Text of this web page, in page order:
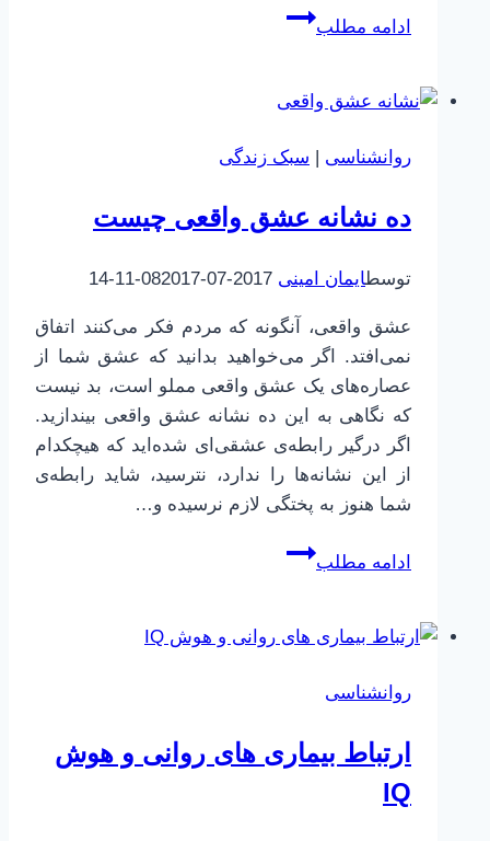
ادامه مطلب
می
دوستش
مساله
است!
روانشناسی | سبک زندگی
ده نشانه عشق واقعی چیست
توسطایمان امینی 2017-07-08
2017-11-14
عشق واقعی، آنگونه که مردم فکر می‌کنند اتفاق
نمی‌افتد. اگر می‌خواهید بدانید که عشق شما از
عصاره‌های یک عشق واقعی مملو است، بد نیست
که نگاهی به این ده نشانه عشق واقعی بیندازید.
اگر درگیر رابطه‌ی عشقی‌ای شده‌اید که هیچکدام
از این نشانه‌ها را ندارد، نترسید، شاید رابطه‌ی
شما هنوز به پختگی لازم نرسیده و…
ادامه مطلب
ده
واقعی
روانشناسی
ارتباط بیماری های روانی و هوش
IQ